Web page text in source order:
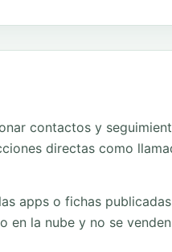
contactos y
directas como
apps o fichas
en la nube y no se